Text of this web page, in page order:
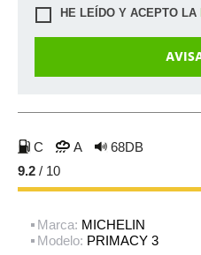
HE LEÍDO Y ACEPTO LA
C A
68DB
9.2 / 10
Marca: MICHELIN
Modelo: PRIMACY 3